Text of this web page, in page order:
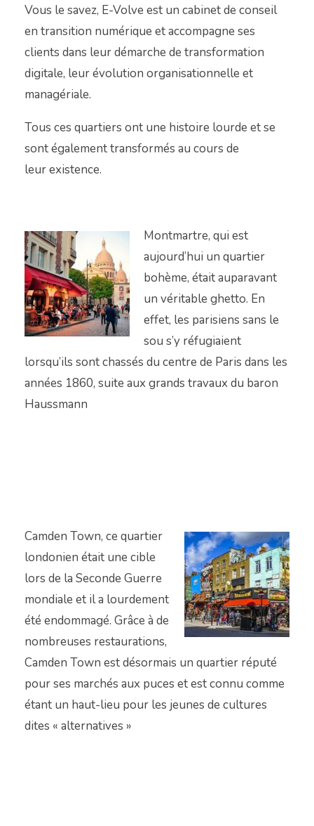
Vous le savez, E-Volve est un cabinet de conseil
en transition numérique et accompagne ses
clients dans leur démarche de transformation
digitale, leur évolution organisationnelle et
managériale.
Tous ces quartiers ont une histoire lourde et se
sont également transformés au cours de
leur existence.
Montmartre, qui est
aujourd’hui un quartier
bohème, était auparavant
un véritable ghetto. En
effet, les parisiens sans le
sou s’y réfugiaient
lorsqu’ils sont chassés du centre de Paris dans les
années 1860, suite aux grands travaux du baron
Haussmann
Camden Town, ce quartier
londonien était une cible
lors de la Seconde Guerre
mondiale et il a lourdement
été endommagé. Grâce à de
nombreuses restaurations,
Camden Town est désormais un quartier réputé
pour ses marchés aux puces et est connu comme
étant un haut-lieu pour les jeunes de cultures
dites « alternatives »